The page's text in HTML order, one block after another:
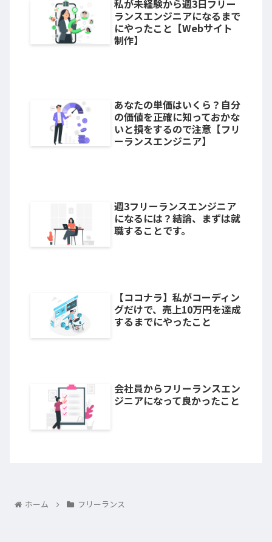
私が未経験から週3日フリー
ランスエンジニアになるまで
にやったこと【Webサイト
制作】
あなたの単価はいくら？自分
の価値を正確に知っておかな
いと損をするので注意【フリ
ーランスエンジニア】
週3フリーランスエンジニア
になるには？結論、まずは就
職することです。
【ココナラ】私がコーディン
グだけで、売上10万円を達成
するまでにやったこと
会社員からフリーランスエン
ジニアになって良かったこと
ホーム フリーランス